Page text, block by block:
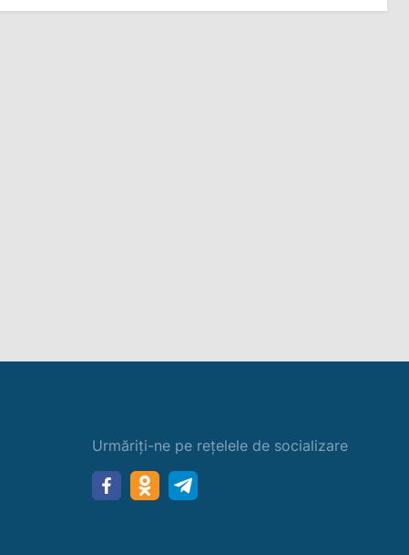
Urmăriți-ne pe rețelele de socializare